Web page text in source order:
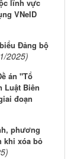
lĩnh vực
VNeID
Đảng bộ
2025)
án "Tổ
Luật Biên
đoạn
phương
khi xóa bỏ